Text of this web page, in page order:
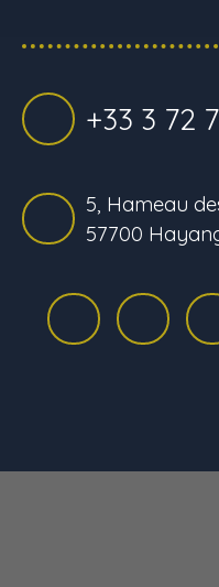
+33 3 72
5, Hameau
57700